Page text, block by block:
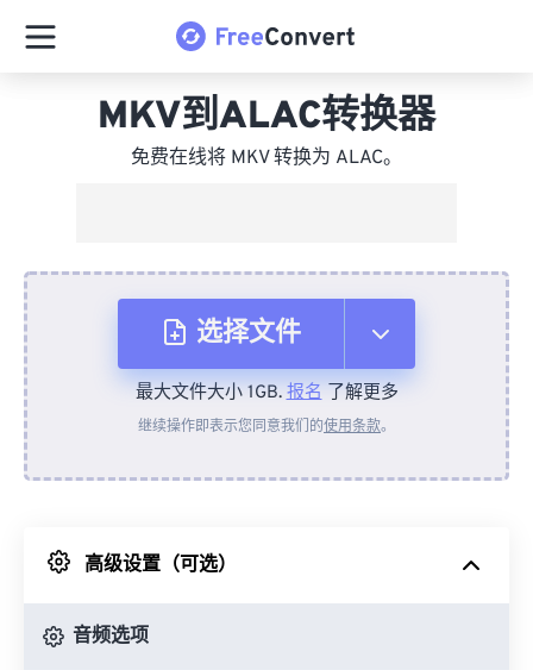
MKV到ALAC转换器
免费在线将 MKV 转换为 ALAC。
选择文件
从设备
来自 Google Drive
最大文件大小 1GB.报名了解更多
继续操作即表示您同意我们的使用条款。
高级设置（可选）
音频选项